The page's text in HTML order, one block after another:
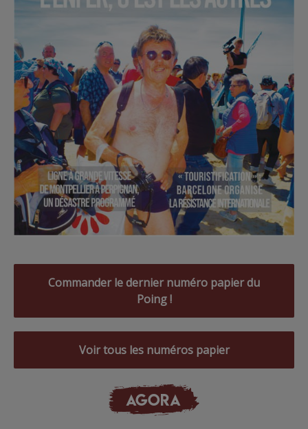
Commander le dernier numéro papier du
Poing !
Voir tous les numéros papier
AGORA